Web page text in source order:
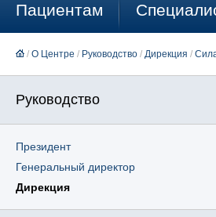
Пациентам
/ О Центре / Руководство / Дирекция /
Руководство
Президент
Генеральный директор
Дирекция